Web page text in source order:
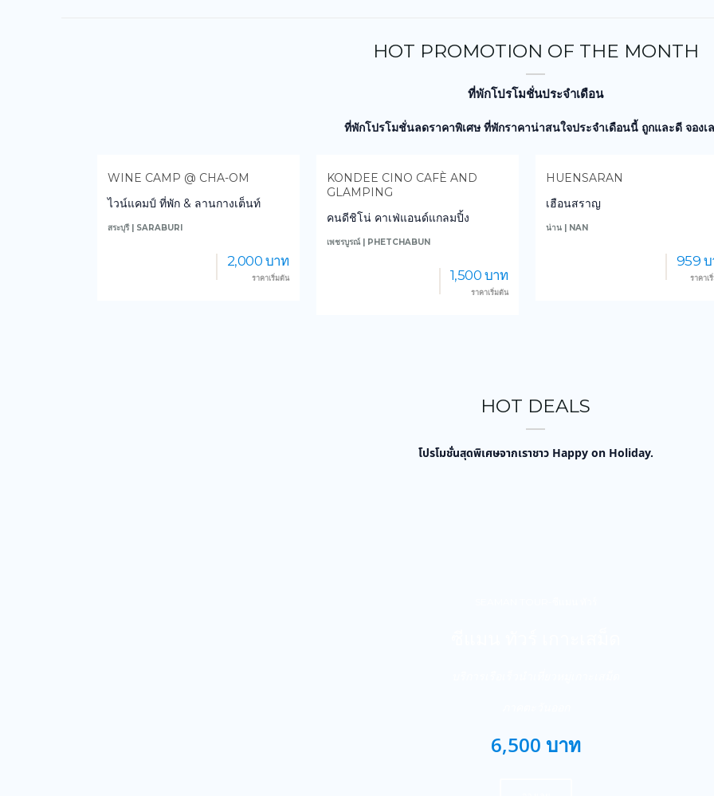
HOT PROMOTION OF THE MONTH
ที่พักโปรโมชั่นประจำเดือน
ที่พักโปรโมชั่นลดราคาพิเศษ ที่พักราคาน่าสนใจประจำเดือนนี้ ถูกและดี จองเ
KONDEE CINO CAFÈ AND
1,500 บาท
HUENSARAN
ราคาเริ่มต้น
PAE PATHOMPORN
แพปฐมพร กาญจนบุรี
กาญจนบุรี | KANCHANABURI
รา
HOT DEALS
โปรโมชั่นสุดพิเศษจากเราชาว Happy on Holiday.
6,500 บาท